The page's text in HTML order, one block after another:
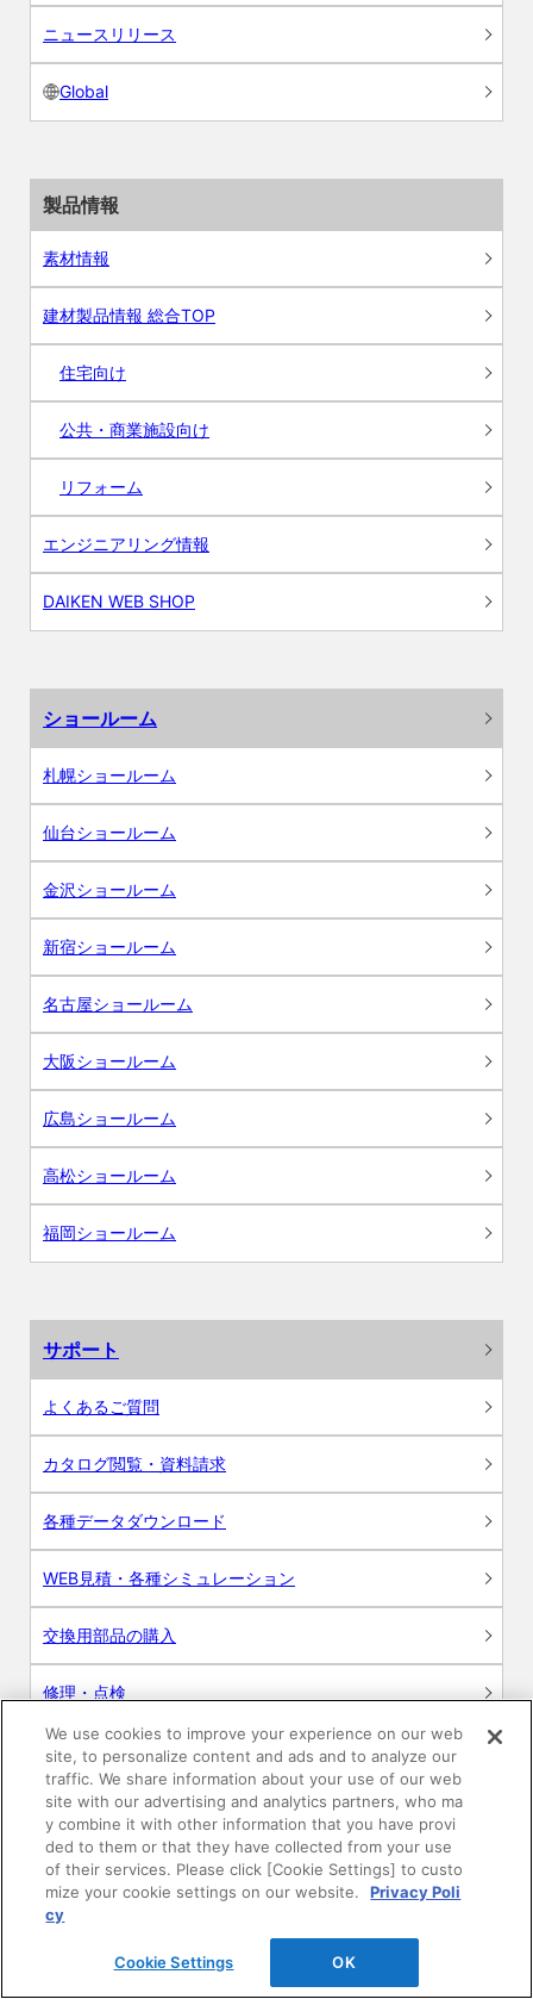
ニュースリリース
Global
製品情報
素材情報
建材製品情報 総合TOP
住宅向け
公共・商業施設向け
リフォーム
エンジニアリング情報
DAIKEN WEB SHOP
ショールーム
札幌ショールーム
仙台ショールーム
金沢ショールーム
新宿ショールーム
名古屋ショールーム
大阪ショールーム
広島ショールーム
高松ショールーム
福岡ショールーム
サポート
よくあるご質問
カタログ閲覧・資料請求
各種データダウンロード
WEB見積・各種シミュレーション
交換用部品の購入
修理・点検
お問い合わせ
ログイン
建築・設計関係者様向けサイト
ユーザー登録サービス
WEB見積システム
We use cookies to improve your experience on our web
site, to personalize content and ads and to analyze our
traffic. We share information about your use of our web
site with our advertising and analytics partners, who ma
y combine it with other information that you have provi
ded to them or that they have collected from your use
of their services. Please click [Cookie Settings] to custo
mize your cookie settings on our website.
Privacy Poli
cy
Cookie Settings OK